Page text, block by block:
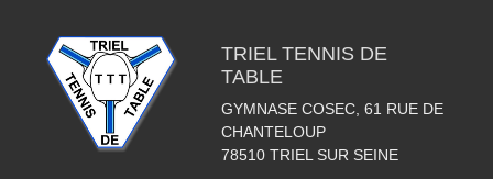
TRIEL TENNIS DE
TABLE
GYMNASE COSEC, 61 RUE DE
CHANTELOUP
78510 TRIEL SUR SEINE